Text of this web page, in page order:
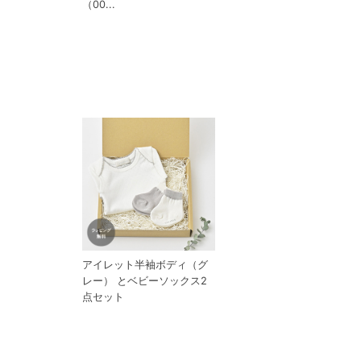
（00...
アイレット半袖ボディ（グ
レー） とベビーソックス2
点セット